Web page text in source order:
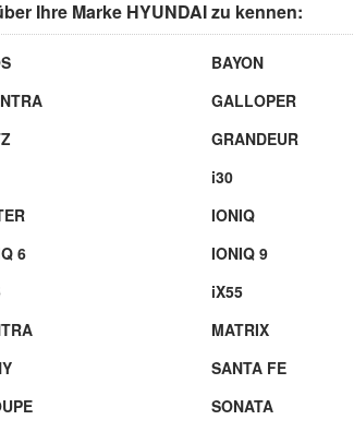
Ihre Marke HYUNDAI zu kennen:
BAYON
GALLOPER
GRANDEUR
i30
IONIQ
6
IONIQ 9
iX55
MATRIX
SANTA FE
SONATA